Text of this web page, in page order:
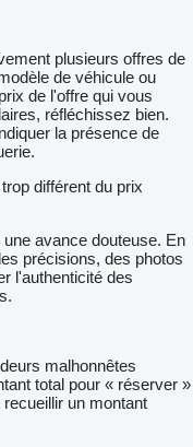
plusieurs offres de
de véhicule ou
de l'offre qui vous
réfléchissez bien.
la présence de
différent du prix
avance douteuse. En
précisions, des photos
l'authenticité des
malhonnêtes
total pour « réserver »
un montant